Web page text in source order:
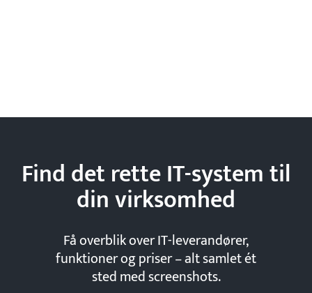
Find det rette IT-system til
dinvirksomhed
Få overblik over IT-leverandører,
funktioner og priser – alt samlet ét
sted med screenshots.